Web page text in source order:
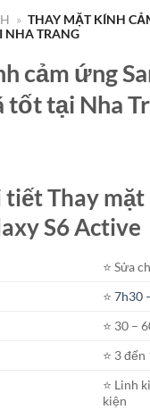
» THAY MẶT KÍNH
NHA TRANG
cảm ứng
tốt tại Nha
tiết Thay
S6 Active
⭐️ Sửa
⭐️7h30
⭐️ 30 –
⭐️ 3
⭐️ Linh
kiện